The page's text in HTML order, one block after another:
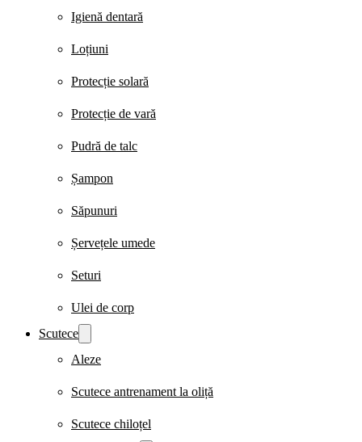
Igienă dentară
Loțiuni
Protecție solară
Protecție de vară
Pudră de talc
Șampon
Săpunuri
Șervețele umede
Seturi
Ulei de corp
Scutece
Aleze
Scutece antrenament la oliță
Scutece chiloțel